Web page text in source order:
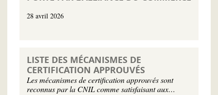
28 avril 2026
LISTE DES MÉCANISMES DE
CERTIFICATION APPROUVÉS
Les mécanismes de certification approuvés sont
reconnus par la CNIL comme satisfaisant aux…